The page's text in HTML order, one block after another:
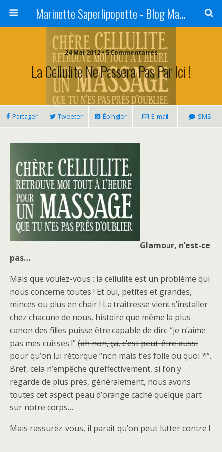
Marinette Saperlipopette - Blog Maman Angers Lifestyle - Ex Expat Montréal
24 Mai 2012 • 5 Commentaires
La Cellulite Ne Passera Pas Par Ici !
Partager Tweeter Épingler E-mail SMS
Glamour, n’est-ce
pas…
Mais que voulez-vous : la cellulite est un problème qui
nous concerne toutes ! Et oui, petites et grandes,
minces ou plus en chair ! La traitresse vient s’installer
chez chacune de nous, histoire que même la plus
canon des filles puisse être capable de dire “je n’aime
pas mes cuisses !”(ah non, ça, c’est peut-être aussi
pour qu’on lui rétorque “non mais t’es folle ou quoi ?!”.
Bref, cela n’empêche qu’effectivement, si l’on y
regarde de plus près, généralement, nous avons
toutes cet aspect peau d’orange caché quelque part
sur notre corps…
Mais rassurez-vous, il paraît qu’on peut lutter contre !